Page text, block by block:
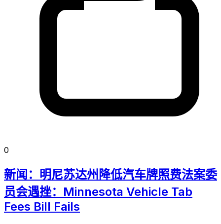
0
新闻：明尼苏达州降低汽车牌照费法案委
员会遇挫：Minnesota Vehicle Tab
Fees Bill Fails